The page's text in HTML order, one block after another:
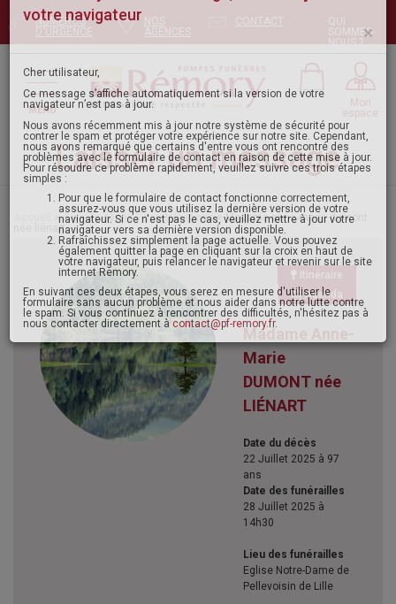
NUMÉROS
D'URGENCE
NOS
AGENCES
CONTACT
QUI
SOMMES-
NOUS ?
MENU
Mon
espace
Laisser un message
>Avis de décès - condoléances> Madame anne-marie dumont
née liénart
Itinéraire
Agenda
Madame Anne-
Marie
DUMONT née
LIÉNART
Date du décès
22 Juillet 2025 à 97
ans
Date des funérailles
28 Juillet 2025 à
14h30
Lieu des funérailles
Eglise Notre-Dame de
Pellevoisin de Lille
Pour envoyer votre message, mettez à jour
×
Cher utilisateur,
Ce message s’affiche automatiquement si la version de votre
navigateur n’est pas à jour.
Nous avons récemment mis à jour notre système de sécurité pour
contrer le spam et protéger votre expérience sur notre site. Cependant,
nous avons remarqué que certains d'entre vous ont rencontré des
problèmes avec le formulaire de contact en raison de cette mise à jour.
Pour résoudre ce problème rapidement, veuillez suivre ces trois étapes
simples :
Pour que le formulaire de contact fonctionne correctement,
assurez-vous que vous utilisez la dernière version de votre
navigateur. Si ce n'est pas le cas, veuillez mettre à jour votre
navigateur vers sa dernière version disponible.
Rafraîchissez simplement la page actuelle. Vous pouvez
également quitter la page en cliquant sur la croix en haut de
votre navigateur, puis relancer le navigateur et revenir sur le site
internet Remory.
En suivant ces deux étapes, vous serez en mesure d'utiliser le
formulaire sans aucun problème et nous aider dans notre lutte contre
le spam. Si vous continuez à rencontrer des difficultés, n'hésitez pas à
nous contacter directement àcontact@pf-remory.fr.